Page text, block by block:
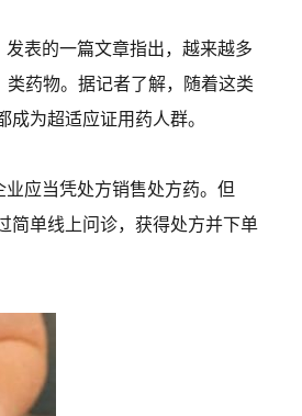
表的一篇文章指出，越来越多
药物。据记者了解，随着这类
为超适应证用药人群。
应当凭处方销售处方药。但
简单线上问诊，获得处方并下单